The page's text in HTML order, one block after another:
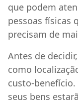
que podem
pessoas físicas
precisam de
Antes de
como
custo-
seus bens